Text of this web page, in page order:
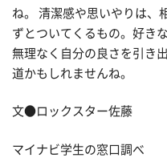
ね。 清潔感や思いやりは、
ずとついてくるもの。好き
無理なく自分の良さを引き
道かもしれませんね。
文●ロックスター佐藤
マイナビ学生の窓口調べ